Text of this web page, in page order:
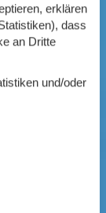
erklären
dass
an Dritte
und/oder